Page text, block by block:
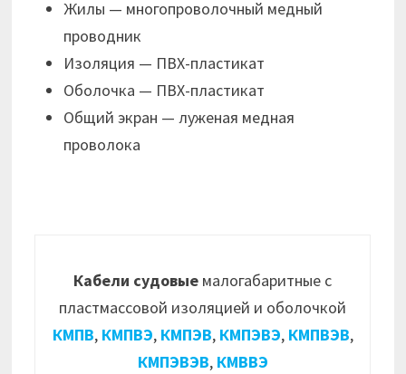
Жилы — многопроволочный медный
проводник
Изоляция — ПВХ-пластикат
Оболочка — ПВХ-пластикат
Общий экран — луженая медная
проволока
Кабели судовые малогабаритные с
пластмассовой изоляцией и оболочкой
КМПВ, КМПВЭ, КМПЭВ, КМПЭВЭ, КМПВЭВ,
КМПЭВЭВ, КМВВЭ